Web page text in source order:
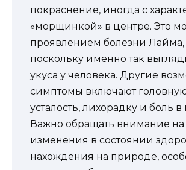
покраснение, иногда с
«морщинкой» в центре. Это
проявлением болезни Лайма,
поскольку именно так
укуса у человека. Другие
симптомы включают
усталость, лихорадку и боль
Важно обращать внимание
изменения в состоянии
нахождения на природе,